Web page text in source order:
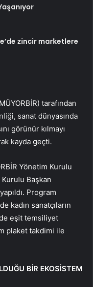
zincir marketlere
tarafından
sanat dünyasında
görünür kılmayı
kayda geçti.
Yönetim Kurulu
Başkan
Program
kadın sanatçıların
eşit temsiliyet
plaket takdimi ile
BİR EKOSİSTEM